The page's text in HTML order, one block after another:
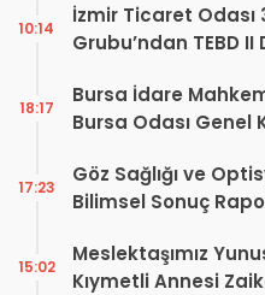
İzmir Ticaret Odası
Grubu’ndan TEBD
10:14
Bursa İdare
Bursa Odası Genel
18:17
Göz Sağlığı ve
Bilimsel Sonuç
17:23
Meslektaşımız
Kıymetli Annesi
15:02